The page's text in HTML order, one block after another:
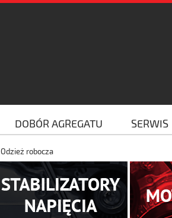
DOBÓR AGREGATU SERWIS
Odzież robocza